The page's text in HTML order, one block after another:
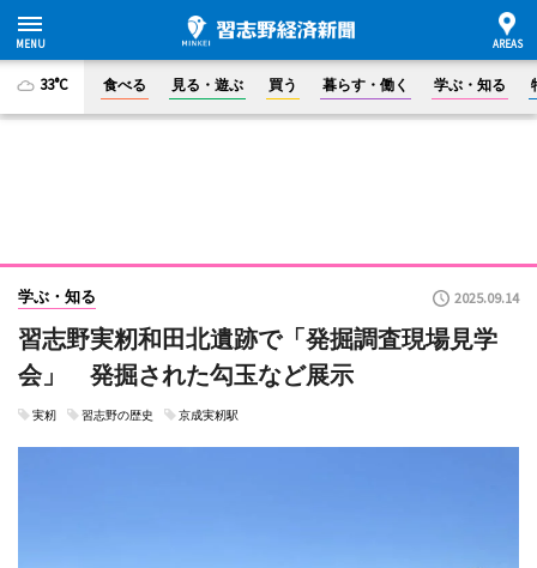
33°C 食べる 見る・遊ぶ 買う 暮らす・働く 学ぶ・知る
学ぶ・知る 2025.09.14
習志野実籾和田北遺跡で「発掘調査現場見学
会」 発掘された勾玉など展示
実籾 習志野の歴史 京成実籾駅